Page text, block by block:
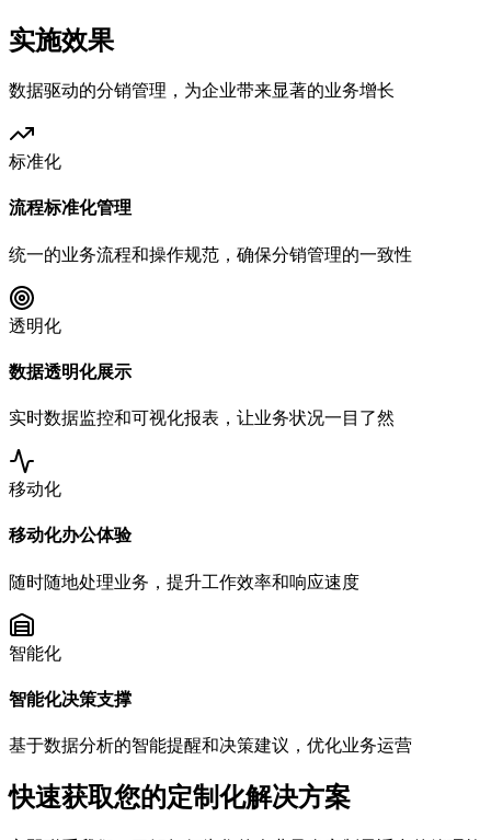
实施效果
数据驱动的分销管理，为企业带来显著的业务增长
标准化
流程标准化管理
统一的业务流程和操作规范，确保分销管理的一致性
透明化
数据透明化展示
实时数据监控和可视化报表，让业务状况一目了然
移动化
移动化办公体验
随时随地处理业务，提升工作效率和响应速度
智能化
智能化决策支撑
基于数据分析的智能提醒和决策建议，优化业务运营
快速获取您的定制化解决方案